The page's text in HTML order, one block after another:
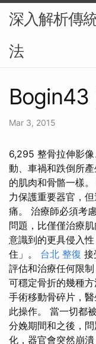
深入解析傳
法
Bogin43
Mar 3, 2015
6,295 整骨拉伸影
動、車禍和跌倒所
的肌肉和骨骼一樣
力保護重要器官，
痛。 治療師必須考
問題，比僅僅治療
意識到的更具侵入
住」。 台北 整復 接
評估和治療任何限
可穩定骨折的幾種
手術移動骨碎片，
此操作。 當一切都
分娩期間和之後，
化，器官會突然崩